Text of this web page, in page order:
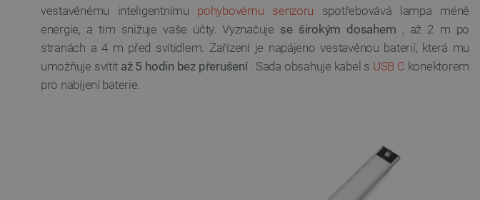
vestavěnému inteligentnímu pohybovému senzoru spotřebovává lampa méně
energie, a tím snižuje vaše účty. Vyznačuje se širokým dosahem , až 2 m po
stranách a 4 m před svítidlem. Zařízení je napájeno vestavěnou baterií, která mu
umožňuje svítit až 5 hodin bez přerušení. Sada obsahuje kabel s USB C konektorem
pro nabíjení baterie.